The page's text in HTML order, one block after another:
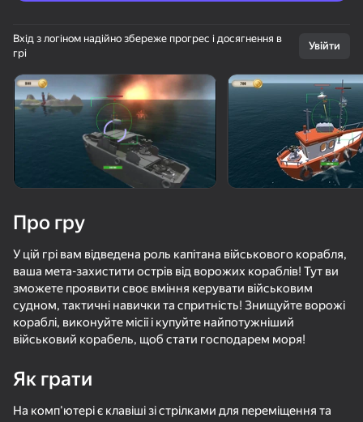
Поверніть пристрій
Гра працює тільки в горизонтальній
По Центру Принятия Решений: Ракеты и Дроны
68
Артиллерия Против Танков
FPV Камикадзе дрон симулятор
Стелс
Вхід з логіном надійно збереже прогрес і досягнення в
грі
Увійти
Про гру
У цій грі вам відведена роль капітана військового корабля,
ваша мета-захистити острів від ворожих кораблів! Тут ви
зможете проявити своє вміння керувати військовим
судном, тактичні навички та спритність! Знищуйте ворожі
кораблі, виконуйте місії і купуйте найпотужніший
військовий корабель, щоб стати господарем моря!
Як грати
На комп'ютері є клавіші зі стрілками для переміщення та